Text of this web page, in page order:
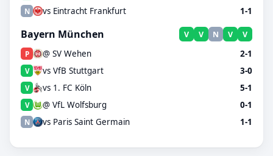
N vs Eintracht Frankfurt 1-1
Bayern München V V N V V
P @ SV Wehen 2-1
V vs VfB Stuttgart 3-0
V vs 1. FC Köln 5-1
V @ VfL Wolfsburg 0-1
N vs Paris Saint Germain 1-1